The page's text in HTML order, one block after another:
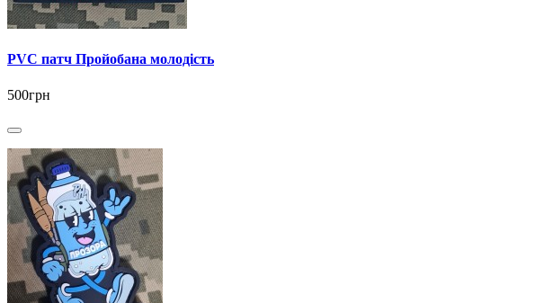
PVC патч Пройобана молодість
500грн